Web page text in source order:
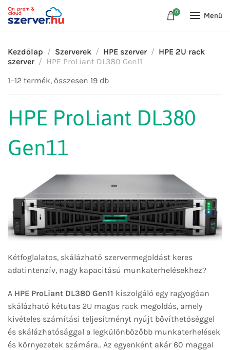
0 Menü
Kezdőlap Szerverek HPE szerver
HPE 2U rack
szerver
HPE ProLiant DL380 Gen11
1–12 termék, összesen 19 db
HPE ProLiant DL380
Gen11
Kétfoglalatos, skálázható szervermegoldást keres
adatintenzív, nagy kapacitású munkaterhelésekhez?
A HPE ProLiant DL380 Gen11 kiszolgáló egy ragyogóan
skálázható kétutas 2U magas rack megoldás, amely
kivételes számítási teljesítményt nyújt bővíthetőséggel
és skálázhatósággal a legkülönbözőbb munkaterhelések
és környezetek számára.. Az egyenként akár 60 maggal